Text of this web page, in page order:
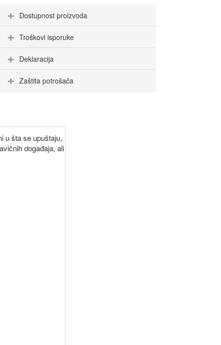
Dostupnost proizvoda
Troškovi isporuke
Deklaracija
Zaštita potrošača
u šta se upuštaju,
događaja, ali